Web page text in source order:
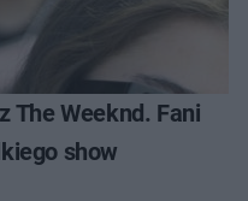
The Weeknd. Fani
show